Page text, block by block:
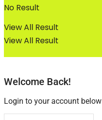
View All Result
No Result
View All Result
Welcome Back!
Login to your account below